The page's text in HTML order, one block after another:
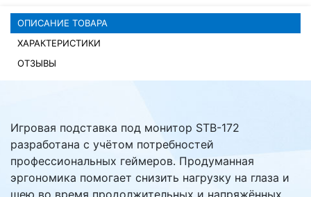
ОПИСАНИЕ ТОВАРА
ХАРАКТЕРИСТИКИ
ОТЗЫВЫ
Игровая подставка под монитор STB-172
разработана с учётом потребностей
профессиональных геймеров. Продуманная
эргономика помогает снизить нагрузку на глаза и
шею во время продолжительных и напряжённых